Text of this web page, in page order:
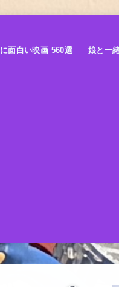
面白い映画 560選 娘と一